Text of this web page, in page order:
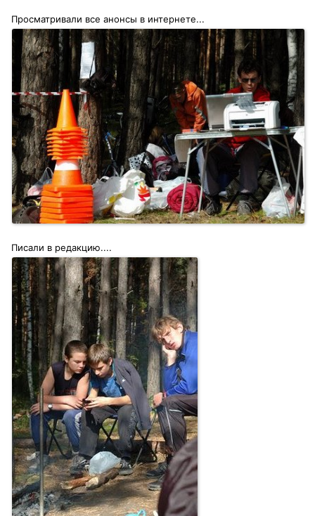
Просматривали все анонсы в интернете...
Писали в редакцию....